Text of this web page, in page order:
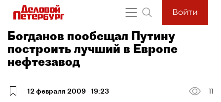
Войти
Богданов пообещал Путину
построить лучший в Европе
нефтезавод
12 февраля 2009 19:23
11